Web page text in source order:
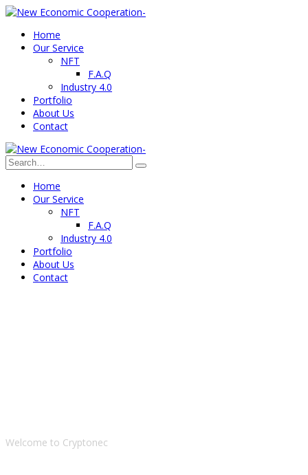
Home
Our Service
NFT
F.A.Q
Industry 4.0
Portfolio
About Us
Contact
Home
Our Service
NFT
F.A.Q
Industry 4.0
Portfolio
About Us
Contact
Welcome to Cryptonec